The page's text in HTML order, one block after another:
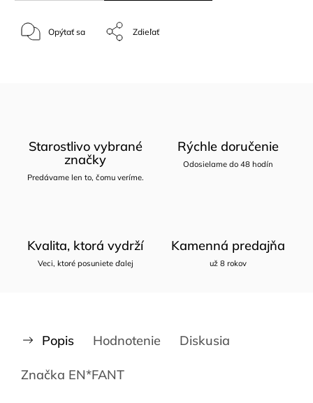
Opýtať sa Zdieľať
Starostlivo vybrané
značky
Predávame len to, čomu veríme.
Rýchle doručenie
Odosielame do 48 hodín
Kvalita, ktorá vydrží
Veci, ktoré posuniete ďalej
Kamenná predajňa
už 8 rokov
Popis Hodnotenie Diskusia
Značka EN*FANT